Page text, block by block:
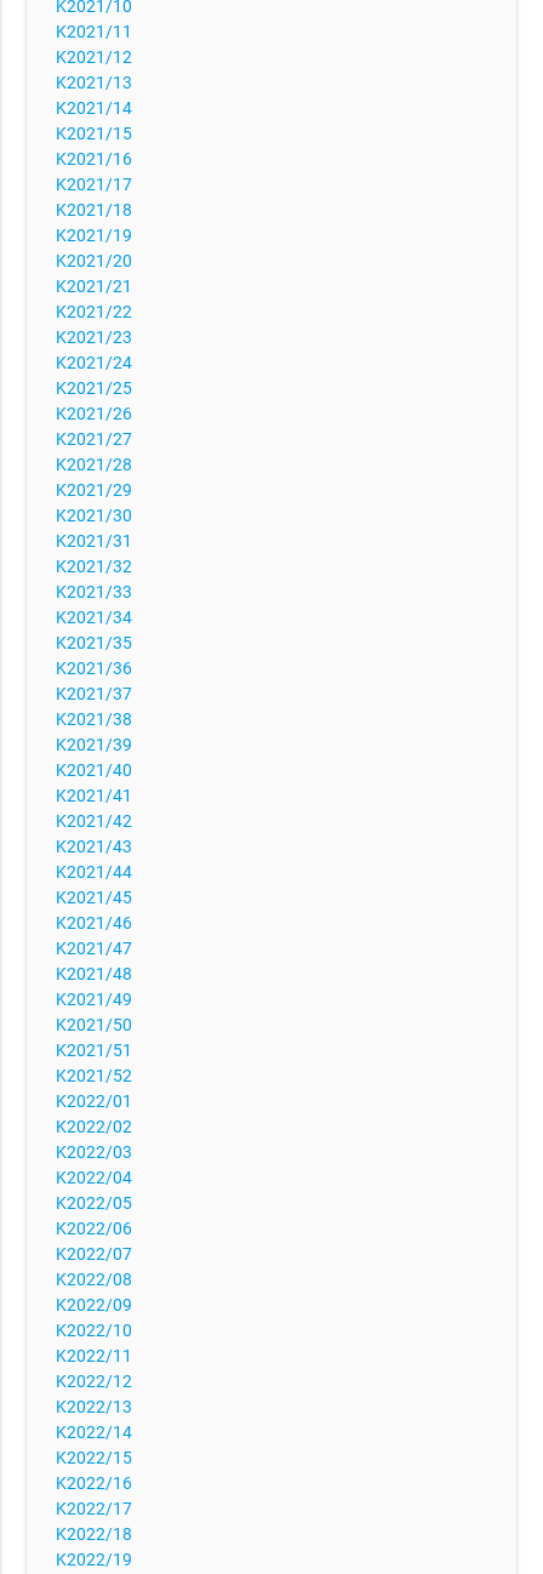
K2021/10
K2021/11
K2021/12
K2021/13
K2021/14
K2021/15
K2021/16
K2021/17
K2021/18
K2021/19
K2021/20
K2021/21
K2021/22
K2021/23
K2021/24
K2021/25
K2021/26
K2021/27
K2021/28
K2021/29
K2021/30
K2021/31
K2021/32
K2021/33
K2021/34
K2021/35
K2021/36
K2021/37
K2021/38
K2021/39
K2021/40
K2021/41
K2021/42
K2021/43
K2021/44
K2021/45
K2021/46
K2021/47
K2021/48
K2021/49
K2021/50
K2021/51
K2021/52
K2022/01
K2022/02
K2022/03
K2022/04
K2022/05
K2022/06
K2022/07
K2022/08
K2022/09
K2022/10
K2022/11
K2022/12
K2022/13
K2022/14
K2022/15
K2022/16
K2022/17
K2022/18
K2022/19